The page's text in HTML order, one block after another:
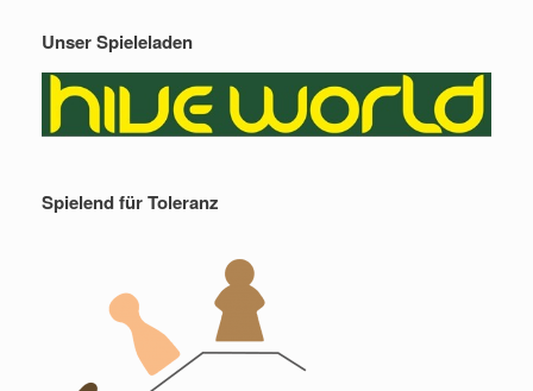
Unser Spieleladen
Spielend für Toleranz